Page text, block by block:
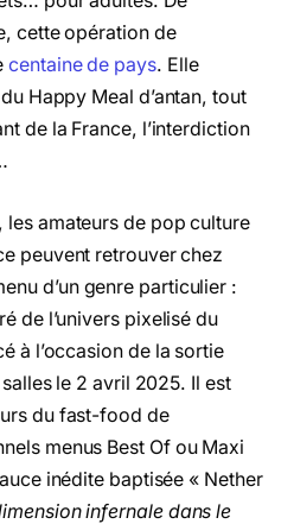
cette opération de
centaine de pays. Elle
Happy Meal d’antan, tout
de la France, l’interdiction
les amateurs de pop culture
peuvent retrouver chez
d’un genre particulier :
de l’univers pixelisé du
à l’occasion de la sortie
salles le 2 avril 2025. Il est
du fast-food de
menus Best Of ou Maxi
inédite baptisée « Nether
infernale dans le